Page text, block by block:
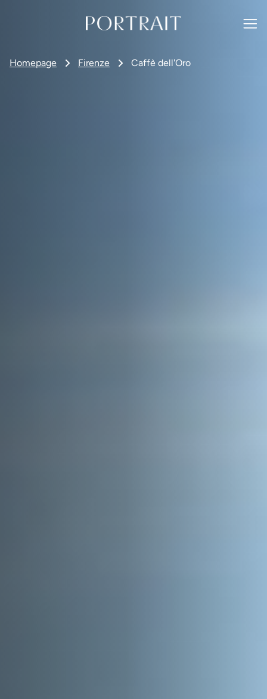
Homepage Firenze Caffè dell'Oro